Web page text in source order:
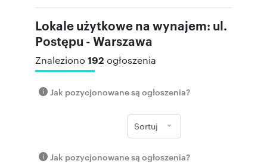
Lokale użytkowe na wynajem: ul.
Postępu - Warszawa
Znaleziono 192 ogłoszenia
Jak pozycjonowane są ogłoszenia?
Sortuj
Jak pozycjonowane są ogłoszenia?